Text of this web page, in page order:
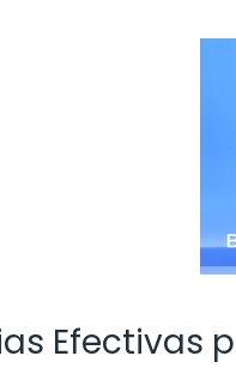
Efectivas